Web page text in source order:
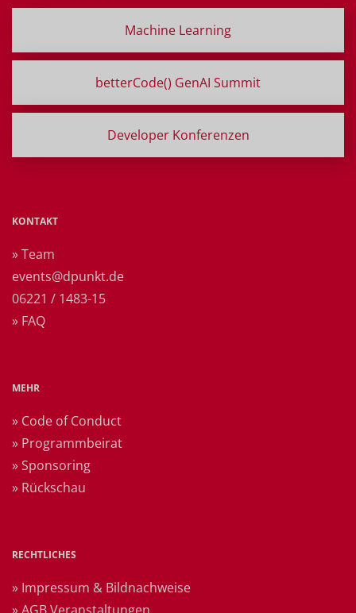
Machine Learning
betterCode() GenAI Summit
Developer Konferenzen
KONTAKT
» Team
events@dpunkt.de
06221 / 1483-15
» FAQ
MEHR
» Code of Conduct
» Programmbeirat
» Sponsoring
» Rückschau
RECHTLICHES
» Impressum & Bildnachweise